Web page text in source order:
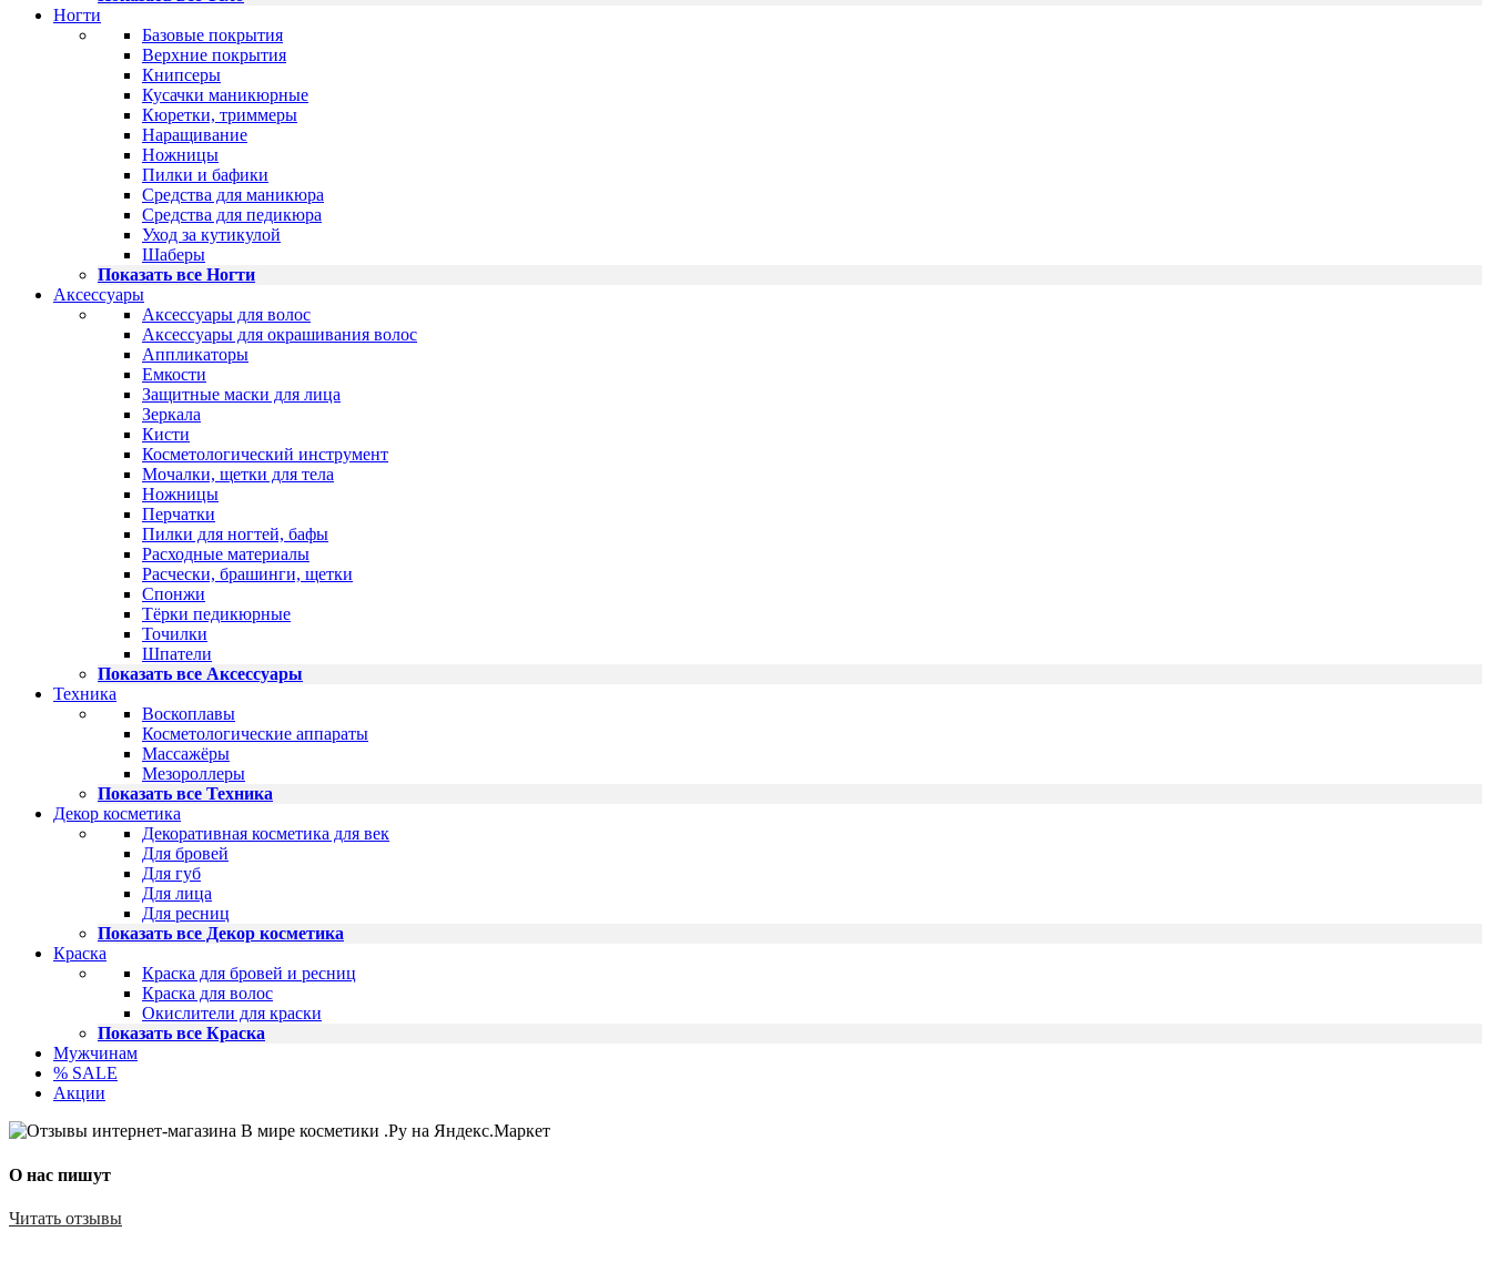
Ногти
Базовые покрытия
Верхние покрытия
Книпсеры
Кусачки маникюрные
Кюретки, триммеры
Наращивание
Ножницы
Пилки и бафики
Средства для маникюра
Средства для педикюра
Уход за кутикулой
Шаберы
Показать все Ногти
Аксессуары
Аксессуары для волос
Аксессуары для окрашивания волос
Аппликаторы
Емкости
Защитные маски для лица
Зеркала
Кисти
Косметологический инструмент
Мочалки, щетки для тела
Ножницы
Перчатки
Пилки для ногтей, бафы
Расходные материалы
Расчески, брашинги, щетки
Спонжи
Тёрки педикюрные
Точилки
Шпатели
Показать все Аксессуары
Техника
Воскоплавы
Косметологические аппараты
Массажёры
Мезороллеры
Показать все Техника
Декор косметика
Декоративная косметика для век
Для бровей
Для губ
Для лица
Для ресниц
Показать все Декор косметика
Краска
Краска для бровей и ресниц
Краска для волос
Окислители для краски
Показать все Краска
Мужчинам
% SALE
Акции
О нас пишут
Читать отзывы